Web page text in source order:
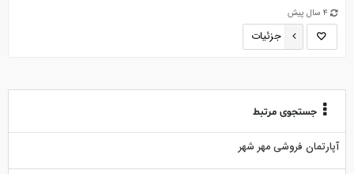
4 سال پیش
جزئیات
جستجوی مرتبط
آپارتمان فروشی مهر شهر